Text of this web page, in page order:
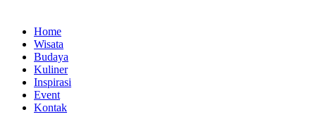
Home
Wisata
Budaya
Kuliner
Inspirasi
Event
Kontak